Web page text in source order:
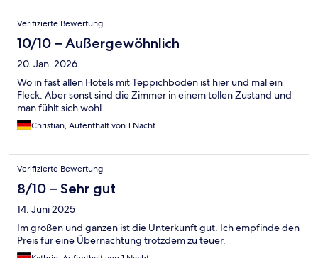
Verifizierte Bewertung
10/10 – Außergewöhnlich
20. Jan. 2026
Wo in fast allen Hotels mit Teppichboden ist hier und mal ein
Fleck. Aber sonst sind die Zimmer in einem tollen Zustand und
man fühlt sich wohl.
Christian, Aufenthalt von 1 Nacht
Verifizierte Bewertung
8/10 – Sehr gut
14. Juni 2025
Im großen und ganzen ist die Unterkunft gut. Ich empfinde den
Preis für eine Übernachtung trotzdem zu teuer.